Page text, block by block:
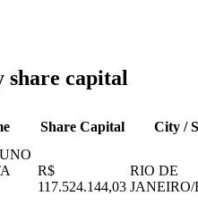
share capital
Share Capital City /
R$
117.524.144,03
RIO DE
JANEIRO/